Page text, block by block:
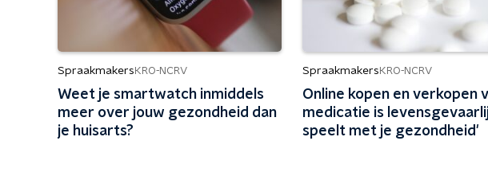
Spraakmakers KRO-NCRV
Weet je smartwatch inmiddels
meer over jouw gezondheid dan
je huisarts?
Spraakmakers KRO-NCRV
Online kopen en verkopen
medicatie is
speelt met je gezondheid'